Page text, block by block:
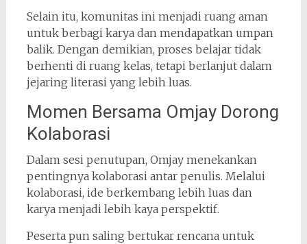
Selain itu, komunitas ini menjadi ruang aman
untuk berbagi karya dan mendapatkan umpan
balik. Dengan demikian, proses belajar tidak
berhenti di ruang kelas, tetapi berlanjut dalam
jejaring literasi yang lebih luas.
Momen Bersama Omjay Dorong
Kolaborasi
Dalam sesi penutupan, Omjay menekankan
pentingnya kolaborasi antar penulis. Melalui
kolaborasi, ide berkembang lebih luas dan
karya menjadi lebih kaya perspektif.
Peserta pun saling bertukar rencana untuk